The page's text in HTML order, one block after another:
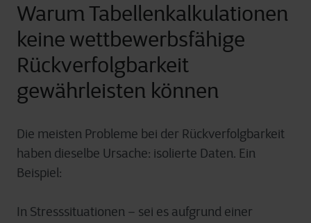
Warum Tabellenkalkulationen
keine wettbewerbsfähige
Rückverfolgbarkeit
gewährleisten können
Die meisten Probleme bei der Rückverfolgbarkeit
haben dieselbe Ursache: isolierte Daten. Ein
Beispiel:
In Stresssituationen – sei es aufgrund einer